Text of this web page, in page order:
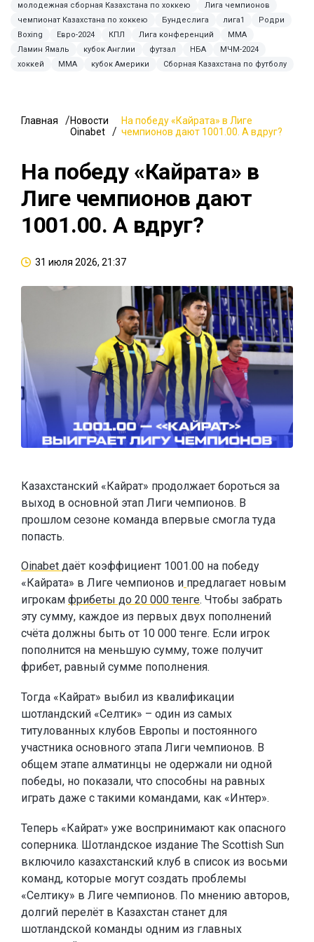
молодежная сборная Казахстана по хоккею
Лига чемпионов
чемпионат Казахстана по хоккею
Бундеслига лига1
Родри
Boxing
Евро-2024 КПЛ Лига конференций
ММА
Ламин Ямаль
кубок Англии футзал НБА
МЧМ-2024
хоккей
MMA кубок Америки Сборная Казахстана по футболу
Главная
Новости
Oinabet
На победу «Кайрата» в Лиге
чемпионов дают 1001.00. А вдруг?
На победу «Кайрата» в
Лиге чемпионов дают
1001.00. А вдруг?
31 июля 2026, 21:37
Казахстанский «Кайрат» продолжает бороться за
выход в основной этап Лиги чемпионов. В
прошлом сезоне команда впервые смогла туда
попасть.
Oinabet даёт коэффициент 1001.00 на победу
«Кайрата» в Лиге чемпионов и предлагает новым
игрокам фрибеты до 20 000 тенге. Чтобы забрать
эту сумму, каждое из первых двух пополнений
счёта должны быть от 10 000 тенге. Если игрок
пополнится на меньшую сумму, тоже получит
фрибет, равный сумме пополнения.
Тогда «Кайрат» выбил из квалификации
шотландский «Селтик» – один из самых
титулованных клубов Европы и постоянного
участника основного этапа Лиги чемпионов. В
общем этапе алматинцы не одержали ни одной
победы, но показали, что способны на равных
играть даже с такими командами, как «Интер».
Теперь «Кайрат» уже воспринимают как опасного
соперника. Шотландское издание The Scottish Sun
включило казахстанский клуб в список из восьми
команд, которые могут создать проблемы
«Селтику» в Лиге чемпионов. По мнению авторов,
долгий перелёт в Казахстан станет для
шотландской команды одним из главных